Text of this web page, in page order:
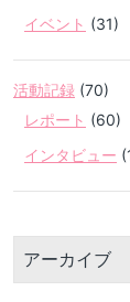
イベント (31)
活動記録 (70)
レポート (60)
インタビュー
アーカイブ